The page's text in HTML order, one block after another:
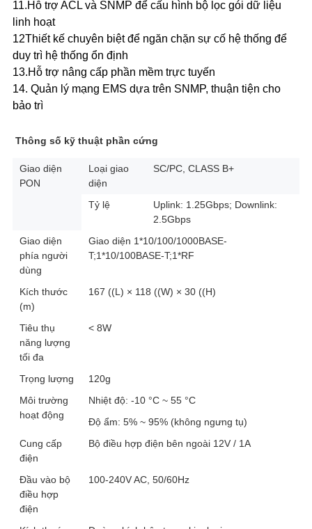
11.Hỗ trợ ACL và SNMP để cấu hình bộ lọc gói dữ liệu
linh hoạt
12Thiết kế chuyên biệt để ngăn chặn sự cố hệ thống để
duy trì hệ thống ổn định
13.Hỗ trợ nâng cấp phần mềm trực tuyến
14. Quản lý mạng EMS dựa trên SNMP, thuận tiện cho
bảo trì
Thông số kỹ thuật phần cứng
Giao diện
PON
Loại giao
diện
SC/PC, CLASS B+
Tỷ lệ
Uplink: 1.25Gbps; Downlink:
2.5Gbps
Giao diện
phía người
dùng
Giao diện 1*10/100/1000BASE-
T;1*10/100BASE-T;1*RF
Kích thước
(m)
167 ((L) × 118 ((W) × 30 ((H)
Tiêu thụ
năng lượng
tối đa
< 8W
Trọng lượng
120g
Môi trường
hoạt động
Nhiệt độ: -10 °C ~ 55 °C
Độ ẩm: 5% ~ 95% (không ngưng tụ)
Cung cấp
điện
Bộ điều hợp điện bên ngoài 12V / 1A
Đầu vào bộ
điều hợp
điện
100-240V AC, 50/60Hz